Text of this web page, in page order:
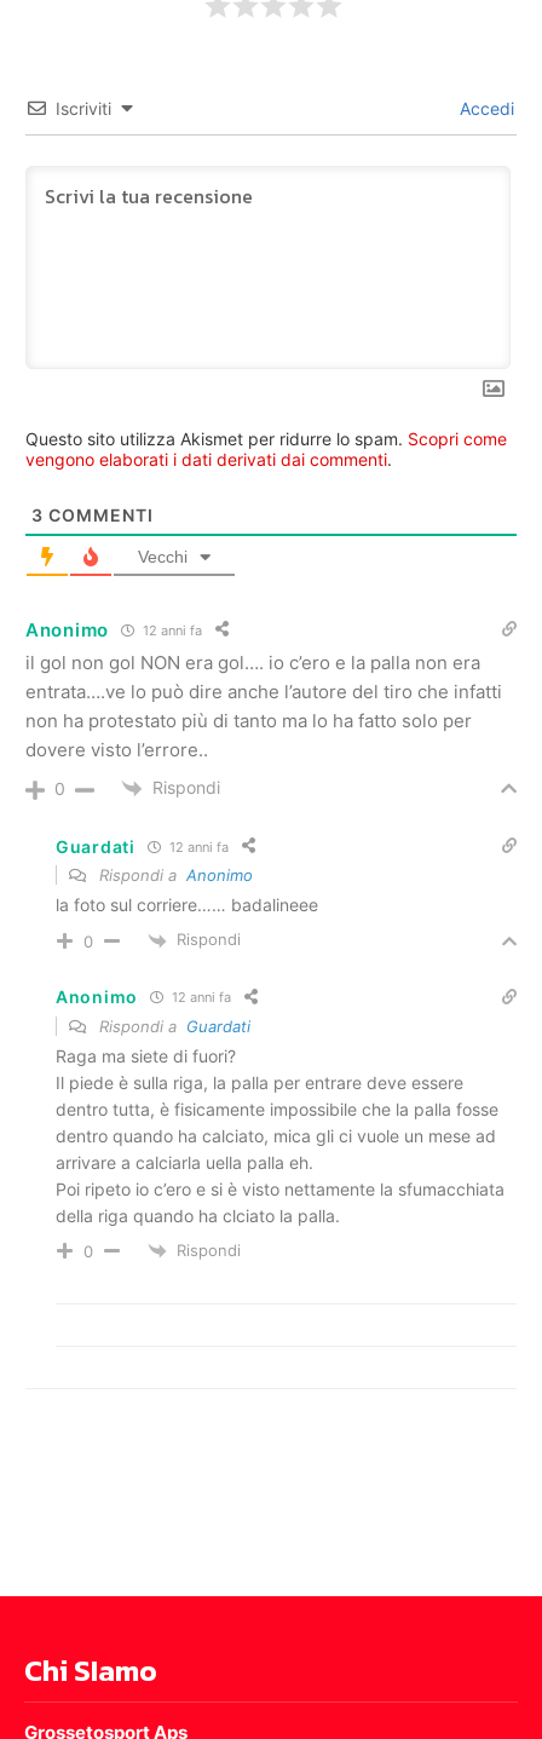
Iscriviti Accedi
Questo sito utilizza Akismet per ridurre lo spam. Scopri come
vengono elaborati i dati derivati dai commenti.
3 COMMENTI
Vecchi
Anonimo 12 anni fa
il gol non gol NON era gol…. io c’ero e la palla non era
entrata….ve lo può dire anche l’autore del tiro che infatti
non ha protestato più di tanto ma lo ha fatto solo per
dovere visto l’errore..
0 Rispondi
Guardati 12 anni fa
Rispondi a Anonimo
la foto sul corriere…… badalineee
0 Rispondi
Anonimo 12 anni fa
Rispondi a Guardati
Raga ma siete di fuori?
Il piede è sulla riga, la palla per entrare deve essere
dentro tutta, è fisicamente impossibile che la palla fosse
dentro quando ha calciato, mica gli ci vuole un mese ad
arrivare a calciarla uella palla eh.
Poi ripeto io c’ero e si è visto nettamente la sfumacchiata
della riga quando ha clciato la palla.
0 Rispondi
Chi SIamo
Grossetosport Aps